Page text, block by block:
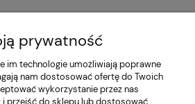
prywatność
im technologie umożliwiają poprawne
nam dostosować ofertę do Twoich
wykorzystanie przez nas
przejść do sklepu lub dostosować